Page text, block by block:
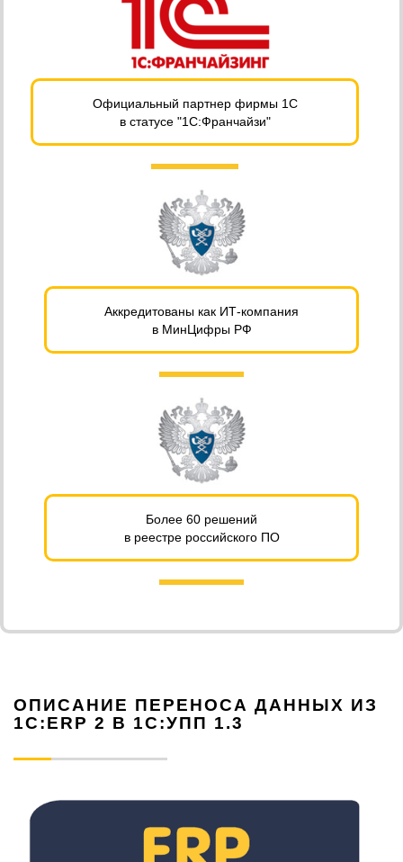
Официальный партнер фирмы 1С
в статусе "1С:Франчайзи"
Аккредитованы как ИТ-компания
в МинЦифры РФ
Более 60 решений
в реестре российского ПО
ОПИСАНИЕ ПЕРЕНОСА ДАННЫХ ИЗ
1С:ERP 2 В 1С:УПП 1.3